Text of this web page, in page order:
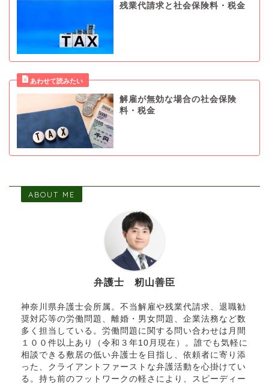
残業代請求と社会保険料・税金
解雇が無効な場合の社会保険
料・税金
ABOUT ME
弁護士 籾山善臣
神奈川県弁護士会所属。不当解雇や残業代請求、退職勧
奨対応等の労働問題、離婚・男女問題、企業法務など数
多く担当している。労働問題に関する問い合わせは月間
１００件以上あり（令和３年10月現在）。誰でも気軽に
相談できる敷居の低い弁護士を目指し、依頼者に寄り添
った、クライアントファーストな弁護活動を心掛けてい
る。持ち前のフットワークの軽さにより、スピーディー